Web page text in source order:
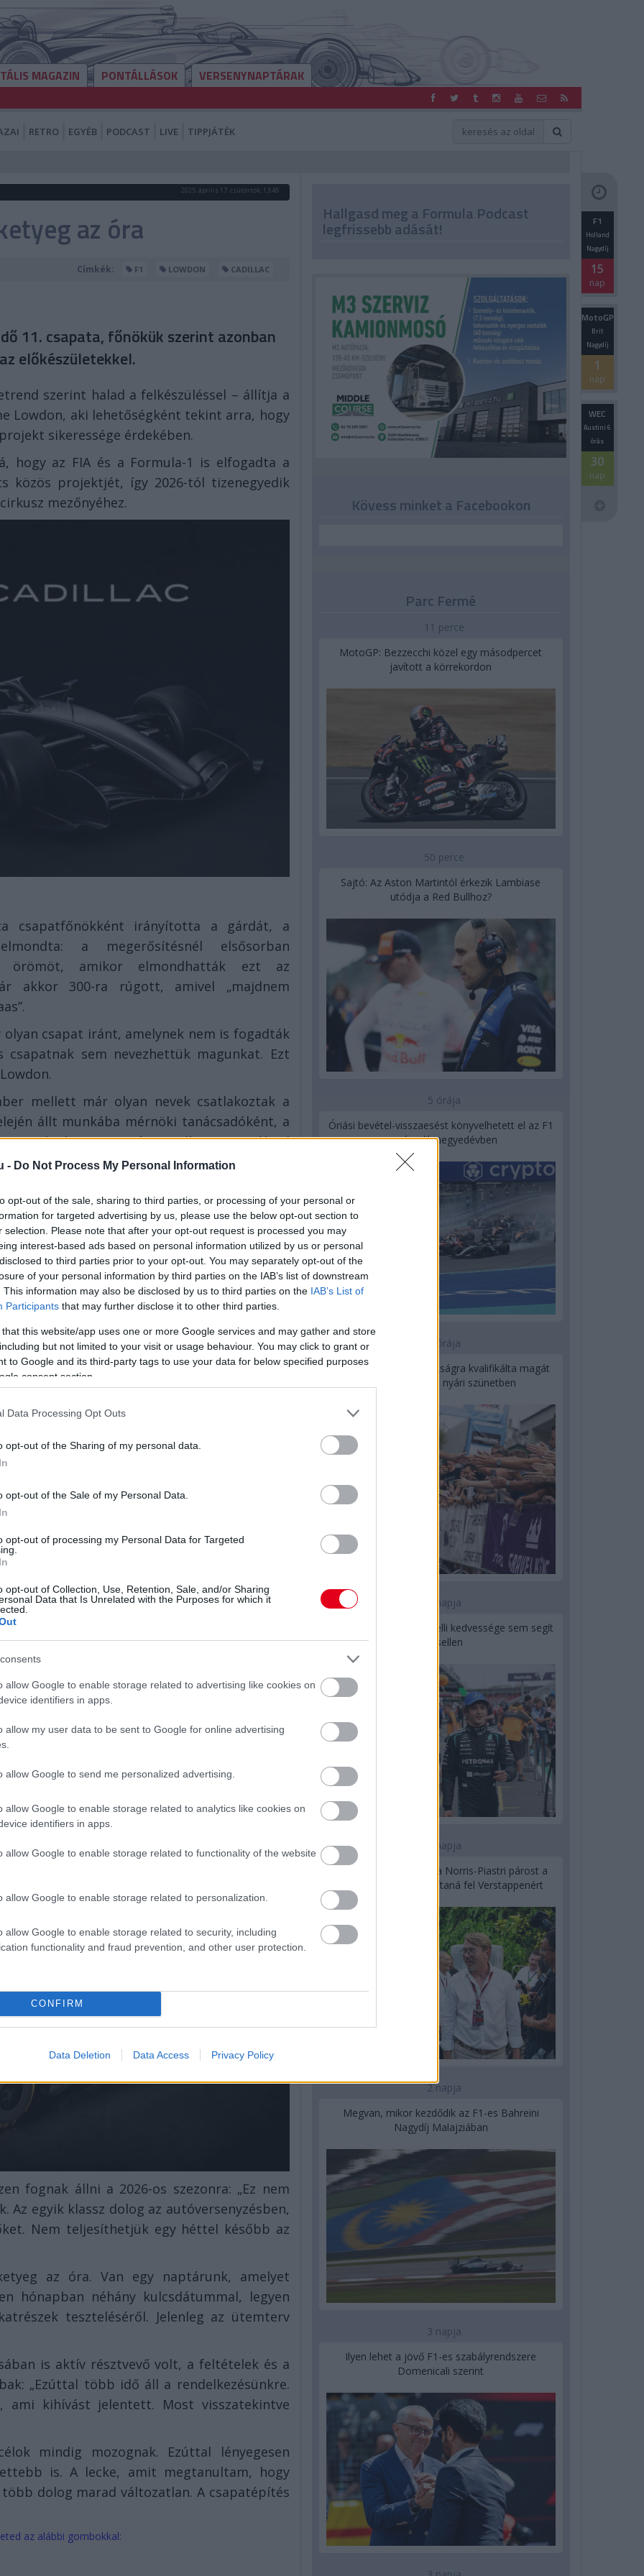
- Do Not Process My Personal Information
opt-out of the sale, sharing to third parties, or processing of your personal or
for targeted advertising by us, please use the below opt-out section to
selection. Please note that after your opt-out request is processed you may
interest-based ads based on personal information utilized by us or personal
to third parties prior to your opt-out. You may separately opt-out of the
of your personal information by third parties on the IAB’s list of downstream
This information may also be disclosed by us to third parties on the IAB’s List of
Participants that may further disclose it to other third parties.
that this website/app uses one or more Google services and may gather and store
but not limited to your visit or usage behaviour. You may click to grant or
to Google and its third-party tags to use your data for below specified purposes
consent section.
Data Processing Opt Outs
opt-out of the Sharing of my personal data.
opt-out of the Sale of my Personal Data.
opt-out of processing my Personal Data for Targeted
opt-out of Collection, Use, Retention, Sale, and/or Sharing
Data that Is Unrelated with the Purposes for which it
allow Google to enable storage related to advertising like cookies on
identifiers in apps.
allow my user data to be sent to Google for online advertising
allow Google to send me personalized advertising.
allow Google to enable storage related to analytics like cookies on
identifiers in apps.
allow Google to enable storage related to functionality of the website
allow Google to enable storage related to personalization.
allow Google to enable storage related to security, including
functionality and fraud prevention, and other user protection.
CONFIRM
Data Deletion Data Access Privacy Policy
MAGAZIN PONTÁLLÁSOK VERSENYNAPTÁRAK
RETRO EGYÉB PODCAST LIVE TIPPJÁTÉK
2025. április 17. csütörtök, 13:48
az óra
Címkék: F1 LOWDON CADILLAC
11. csapata, főnökük szerint azonban
előkészületekkel.
szerint halad a felkészüléssel – állítja a
Lowdon, aki lehetőségként tekint arra, hogy
sikeressége érdekében.
hogy az FIA és a Formula-1 is elfogadta a
közös projektjét, így 2026-tól tizenegyedik
mezőnyéhez.
csapatfőnökként irányította a gárdát, a
a megerősítésnél elsősorban
örömöt, amikor elmondhatták ezt az
akkor 300-ra rúgott, amivel „majdnem
csapat iránt, amelynek nem is fogadták
csapatnak sem nevezhettük magunkat. Ezt
mellett már olyan nevek csatlakoztak a
állt munkába mérnöki tanácsadóként, a
a technikai igazgató, a williamses múlttal
részleg vezetője, míg a Lowdonnal annak
McQuilliam a főtervező.
és emlékszem, a legelsőn hárman
Azt hiszem, átlagosan több mint napi egy
akikkel versenyeztem együtt
a silverstone-it tavaly adták át,
központja, valamint a General Motors
de inkább lehetőségként tekintünk rá” –
egy központi irodánk Indianapolisban, ami
Charlotte-ban, ahol sok
is található. Az a NASCAR otthona.
ami meg a Formula-1 otthona.”
fognak állni a 2026-os szezonra: „Ez nem
Az egyik klassz dolog az autóversenyzésben,
Nem teljesíthetjük egy héttel később az
az óra. Van egy naptárunk, amelyet
hónapban néhány kulcsdátummal, legyen
teszteléséről. Jelenleg az ütemterv
is aktív résztvevő volt, a feltételek és a
„Ezúttal több idő áll a rendelkezésünkre.
kihívást jelentett. Most visszatekintve
mindig mozognak. Ezúttal lényegesen
is. A lecke, amit megtanultam, hogy
dolog marad változatlan. A csapatépítés
az alábbi gombokkal:
Hallgasd meg a Formula Podcast
legfrissebb adását! F1
Holland
Nagydíj
15
nap
MotoGP
Brit
Nagydíj
1
nap
WEC
Austini 6
órás
30
nap
Kövess minket a Facebookon
Parc Fermé
11 perce
MotoGP: Bezzecchi közel egy másodpercet
javított a körrekordon
50 perce
Sajtó: Az Aston Martintól érkezik Lambiase
utódja a Red Bullhoz?
5 órája
Óriási bevétel-visszaesést könyvelhetett el az F1
a második negyedévben
8 órája
Kerékpáros világbajnokságra kvalifikálta magát
Bottas az F1-es nyári szünetben
1 napja
Montoya szerint Antonelli kedvessége sem segít
Russellen
2 napja
Hakkinen megtartaná a Norris-Piastri párost a
McLarennél, nem borítaná fel Verstappenért
2 napja
Megvan, mikor kezdődik az F1-es Bahreini
Nagydíj Malajziában
3 napja
Ilyen lehet a jövő F1-es szabályrendszere
Domenicali szerint